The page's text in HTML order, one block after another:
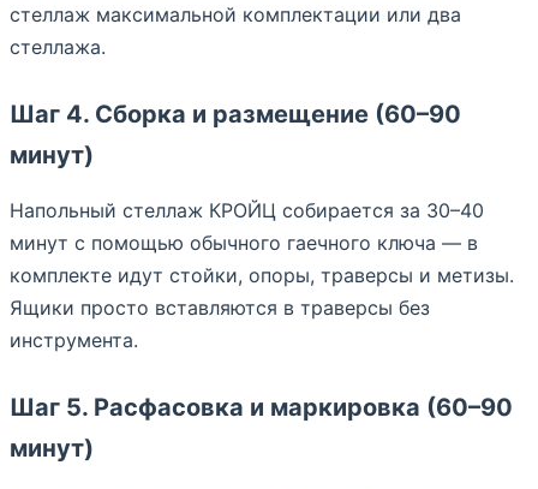
стеллаж максимальной комплектации или два
стеллажа.
Шаг 4. Сборка и размещение (60–90
минут)
Напольный стеллаж КРОЙЦ собирается за 30–40
минут с помощью обычного гаечного ключа — в
комплекте идут стойки, опоры, траверсы и метизы.
Ящики просто вставляются в траверсы без
инструмента.
Шаг 5. Расфасовка и маркировка (60–90
минут)